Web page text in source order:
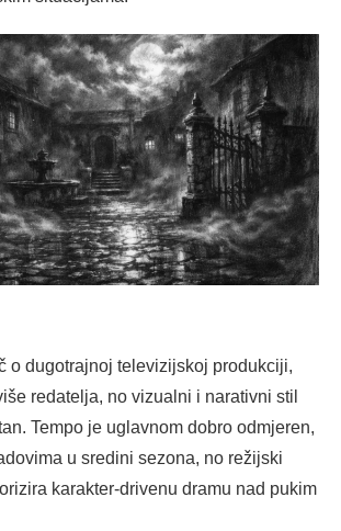
o dugotrajnoj televizijskoj produkciji,
redatelja, no vizualni i narativni stil
Tempo je uglavnom dobro odmjeren,
u sredini sezona, no režijski
karakter-drivenu dramu nad pukim